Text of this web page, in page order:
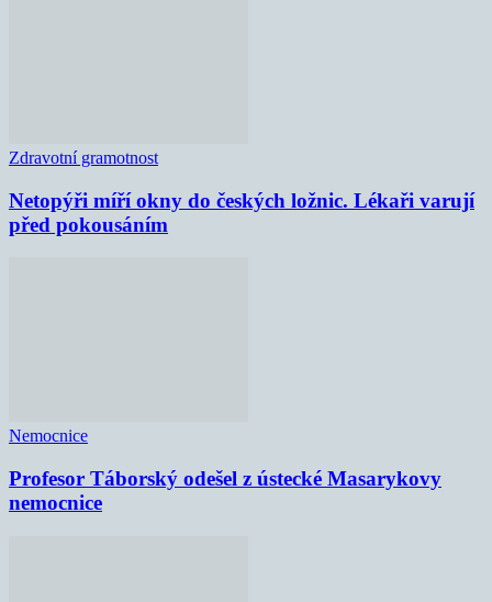
Zdravotní gramotnost
Netopýři míří okny do českých ložnic. Lékaři varují
před pokousáním
Nemocnice
Profesor Táborský odešel z ústecké Masarykovy
nemocnice